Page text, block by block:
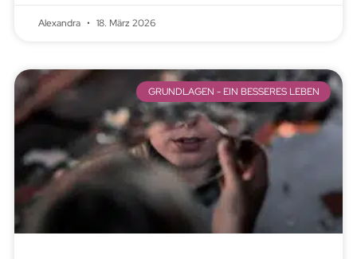
Alexandra 18. März 2026
GRUNDLAGEN - EIN BESSERES LEBEN